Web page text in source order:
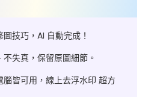
圖技巧，AI 自動完成！
不失真，保留原圖細節。
腦皆可用，線上去浮水印 超方